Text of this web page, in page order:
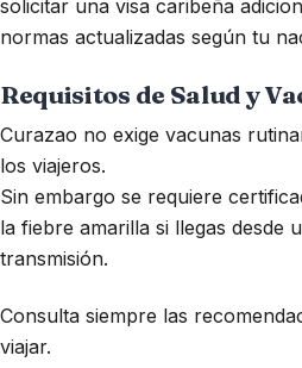
solicitar una visa caribeña
normas actualizadas según tu
Requisitos de Salud y
Curazao no exige vacunas
los viajeros.
Sin embargo se requiere
la fiebre amarilla si llegas desde
transmisión.
Consulta siempre las
viajar.